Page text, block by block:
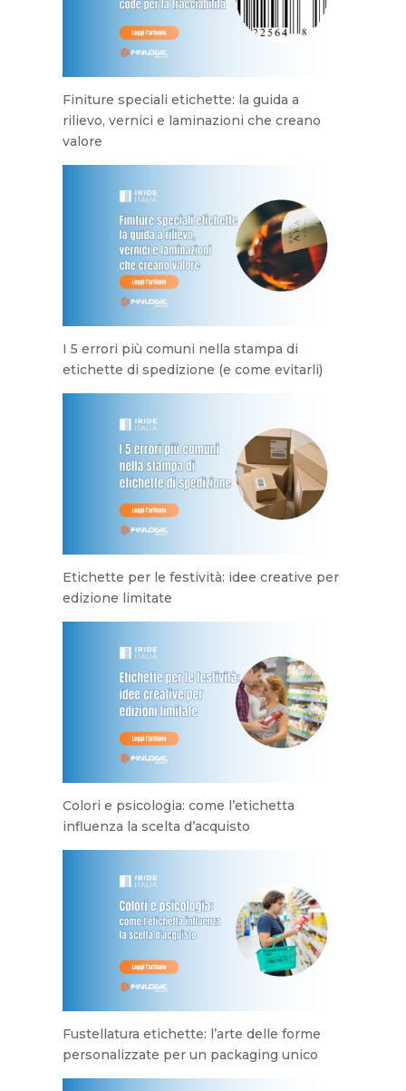
Finiture speciali etichette: la guida a
rilievo, vernici e laminazioni che creano
valore
I 5 errori più comuni nella stampa di
etichette di spedizione (e come evitarli)
Etichette per le festività: idee creative per
edizione limitate
Colori e psicologia: come l’etichetta
influenza la scelta d’acquisto
Fustellatura etichette: l’arte delle forme
personalizzate per un packaging unico